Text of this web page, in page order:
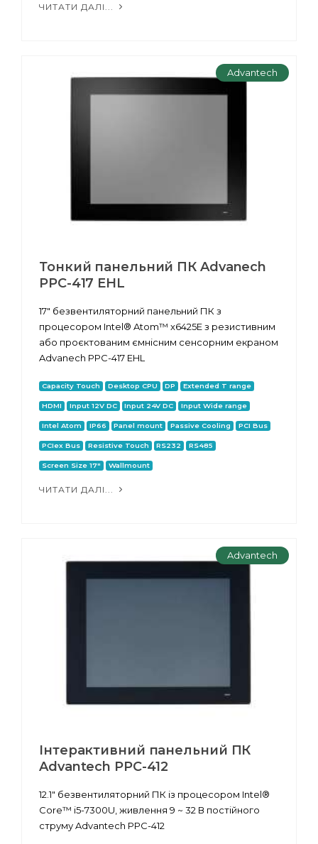
ЧИТАТИ ДАЛІ...
Advantech
Тонкий панельний ПК Advanech
PPC-417 EHL
17" безвентиляторний панельний ПК з
процесором Intel® Atom™ x6425E з резистивним
або проєктованим ємнісним сенсорним екраном
Advanech PPC-417 EHL
Capacity Touch Desktop CPU DP Extended T range
HDMI Input 12V DC Input 24V DC Input Wide range
Intel Atom IP66 Panel mount Passive Cooling PCI Bus
PCIex Bus Resistive Touch RS232 RS485
Screen Size 17" Wallmount
ЧИТАТИ ДАЛІ...
Advantech
Інтерактивний панельний ПК
Advantech PPC-412
12.1" безвентиляторний ПК із процесором Intel®
Core™ i5-7300U, живлення 9 ~ 32 В постійного
струму Advantech PPC-412